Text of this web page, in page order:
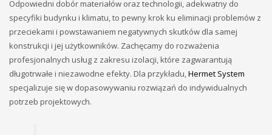
Odpowiedni dobór materiałów oraz technologii, adekwatny do
specyfiki budynku i klimatu, to pewny krok ku eliminacji problemów z
przeciekami i powstawaniem negatywnych skutków dla samej
konstrukcji i jej użytkowników. Zachęcamy do rozważenia
profesjonalnych usług z zakresu izolacji, które zagwarantują
długotrwałe i niezawodne efekty. Dla przykładu,Hermet System
specjalizuje się w dopasowywaniu rozwiązań do indywidualnych
potrzeb projektowych.